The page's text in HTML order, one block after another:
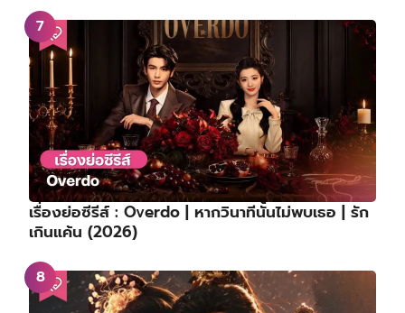
เรื่องย่อซีรีส์ : Overdo | หากวินาทีนั้นไม่พบเธอ | รัก
เกินแค้น (2026)